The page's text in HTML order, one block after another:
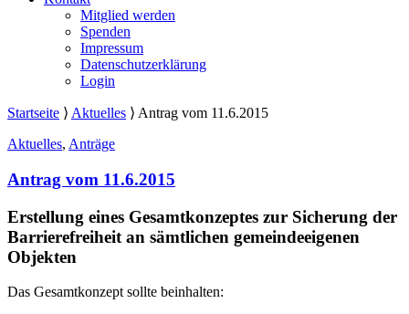
Mitglied werden
Spenden
Impressum
Datenschutzerklärung
Login
Startseite ⟩ Aktuelles ⟩ Antrag vom 11.6.2015
Aktuelles, Anträge
Antrag vom 11.6.2015
Erstellung eines Gesamtkonzeptes zur Sicherung der
Barrierefreiheit an sämtlichen gemeindeeigenen
Objekten
Das Gesamtkonzept sollte beinhalten: